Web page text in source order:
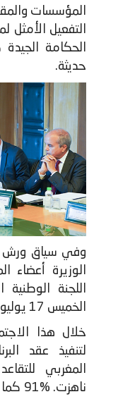
المؤسسات
الحكامة
حديثة.
وفي سياق ورش
الوزيرة
اللجنة
الخميس 17 يوليوز 2025 برئاسة السيد رئيس الحكومة.
خلال هذا
لتنفيذ عقد